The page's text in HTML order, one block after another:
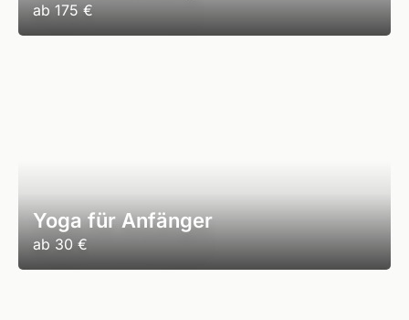
ab 175 €
Yoga für Anfänger
ab 30 €